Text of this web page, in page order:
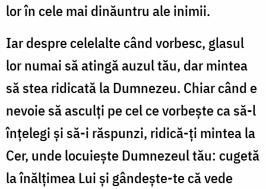
lor în cele mai dinăuntru ale inimii.
Iar despre celelalte când vorbesc, glasul
lor numai să atingă auzul tău, dar mintea
să stea ridicată la Dumnezeu. Chiar când e
nevoie să asculți pe cel ce vorbește ca să-l
înțelegi și să-i răspunzi, ridică-ți mintea la
Cer, unde locuiește Dumnezeul tău: cugetă
la înălțimea Lui și gândește-te că vede